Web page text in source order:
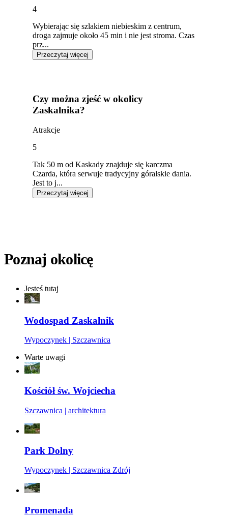
4
Wybierając się szlakiem niebieskim z centrum,
droga zajmuje około 45 min i nie jest stroma. Czas
prz...
Przeczytaj więcej
Czy można zjeść w okolicy
Zaskalnika?
Atrakcje
5
Tak 50 m od Kaskady znajduje się karczma
Czarda, która serwuje tradycyjny góralskie dania.
Jest to j...
Przeczytaj więcej
Poznaj okolicę
Jesteś tutaj
Wodospad Zaskalnik
Wypoczynek | Szczawnica
Warte uwagi
Kościół św. Wojciecha
Szczawnica | architektura
Park Dolny
Wypoczynek | Szczawnica Zdrój
Promenada